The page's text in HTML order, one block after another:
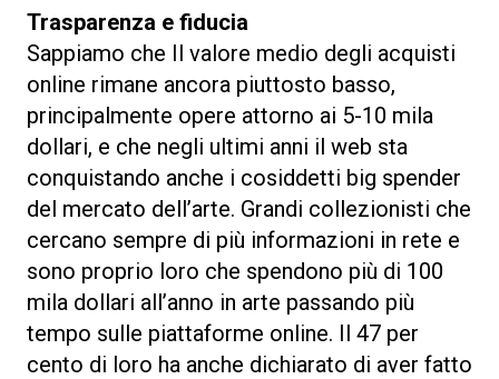
Trasparenza e fiducia
Sappiamo che Il valore medio degli acquisti
online rimane ancora piuttosto basso,
principalmente opere attorno ai 5-10 mila
dollari, e che negli ultimi anni il web sta
conquistando anche i cosiddetti big spender
del mercato dell’arte. Grandi collezionisti che
cercano sempre di più informazioni in rete e
sono proprio loro che spendono più di 100
mila dollari all’anno in arte passando più
tempo sulle piattaforme online. Il 47 per
cento di loro ha anche dichiarato di aver fatto